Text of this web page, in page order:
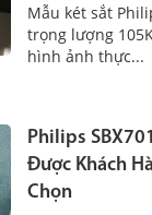
Mẫu két sắt
trọng lượng
hình ảnh thực...
Philips
Được Khách
Chọn